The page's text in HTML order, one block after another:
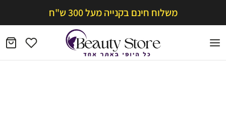
משלוח חינם בקנייה מעל 300 ש"ח